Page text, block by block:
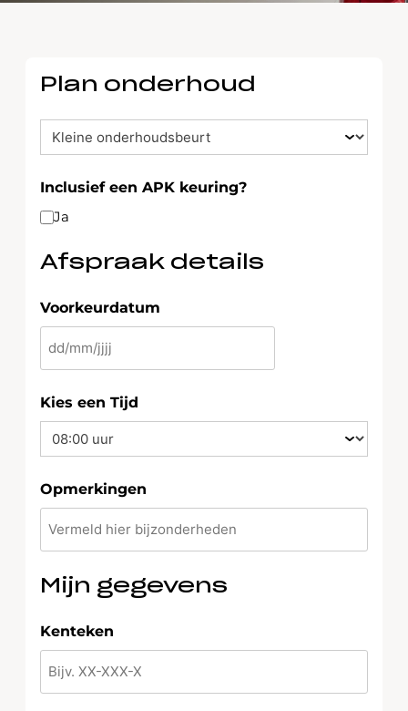
Plan onderhoud
afspraak
Inclusief een APK keuring?
Ja
Afspraak details
Voorkeurdatum
DD
MM
slash
JJJJ
Kies een Tijd
Opmerkingen
Mijn gegevens
Kenteken